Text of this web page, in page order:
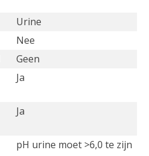
Urine
Nee
Geen
Ja
Ja
pH urine moet >6,0 te zijn